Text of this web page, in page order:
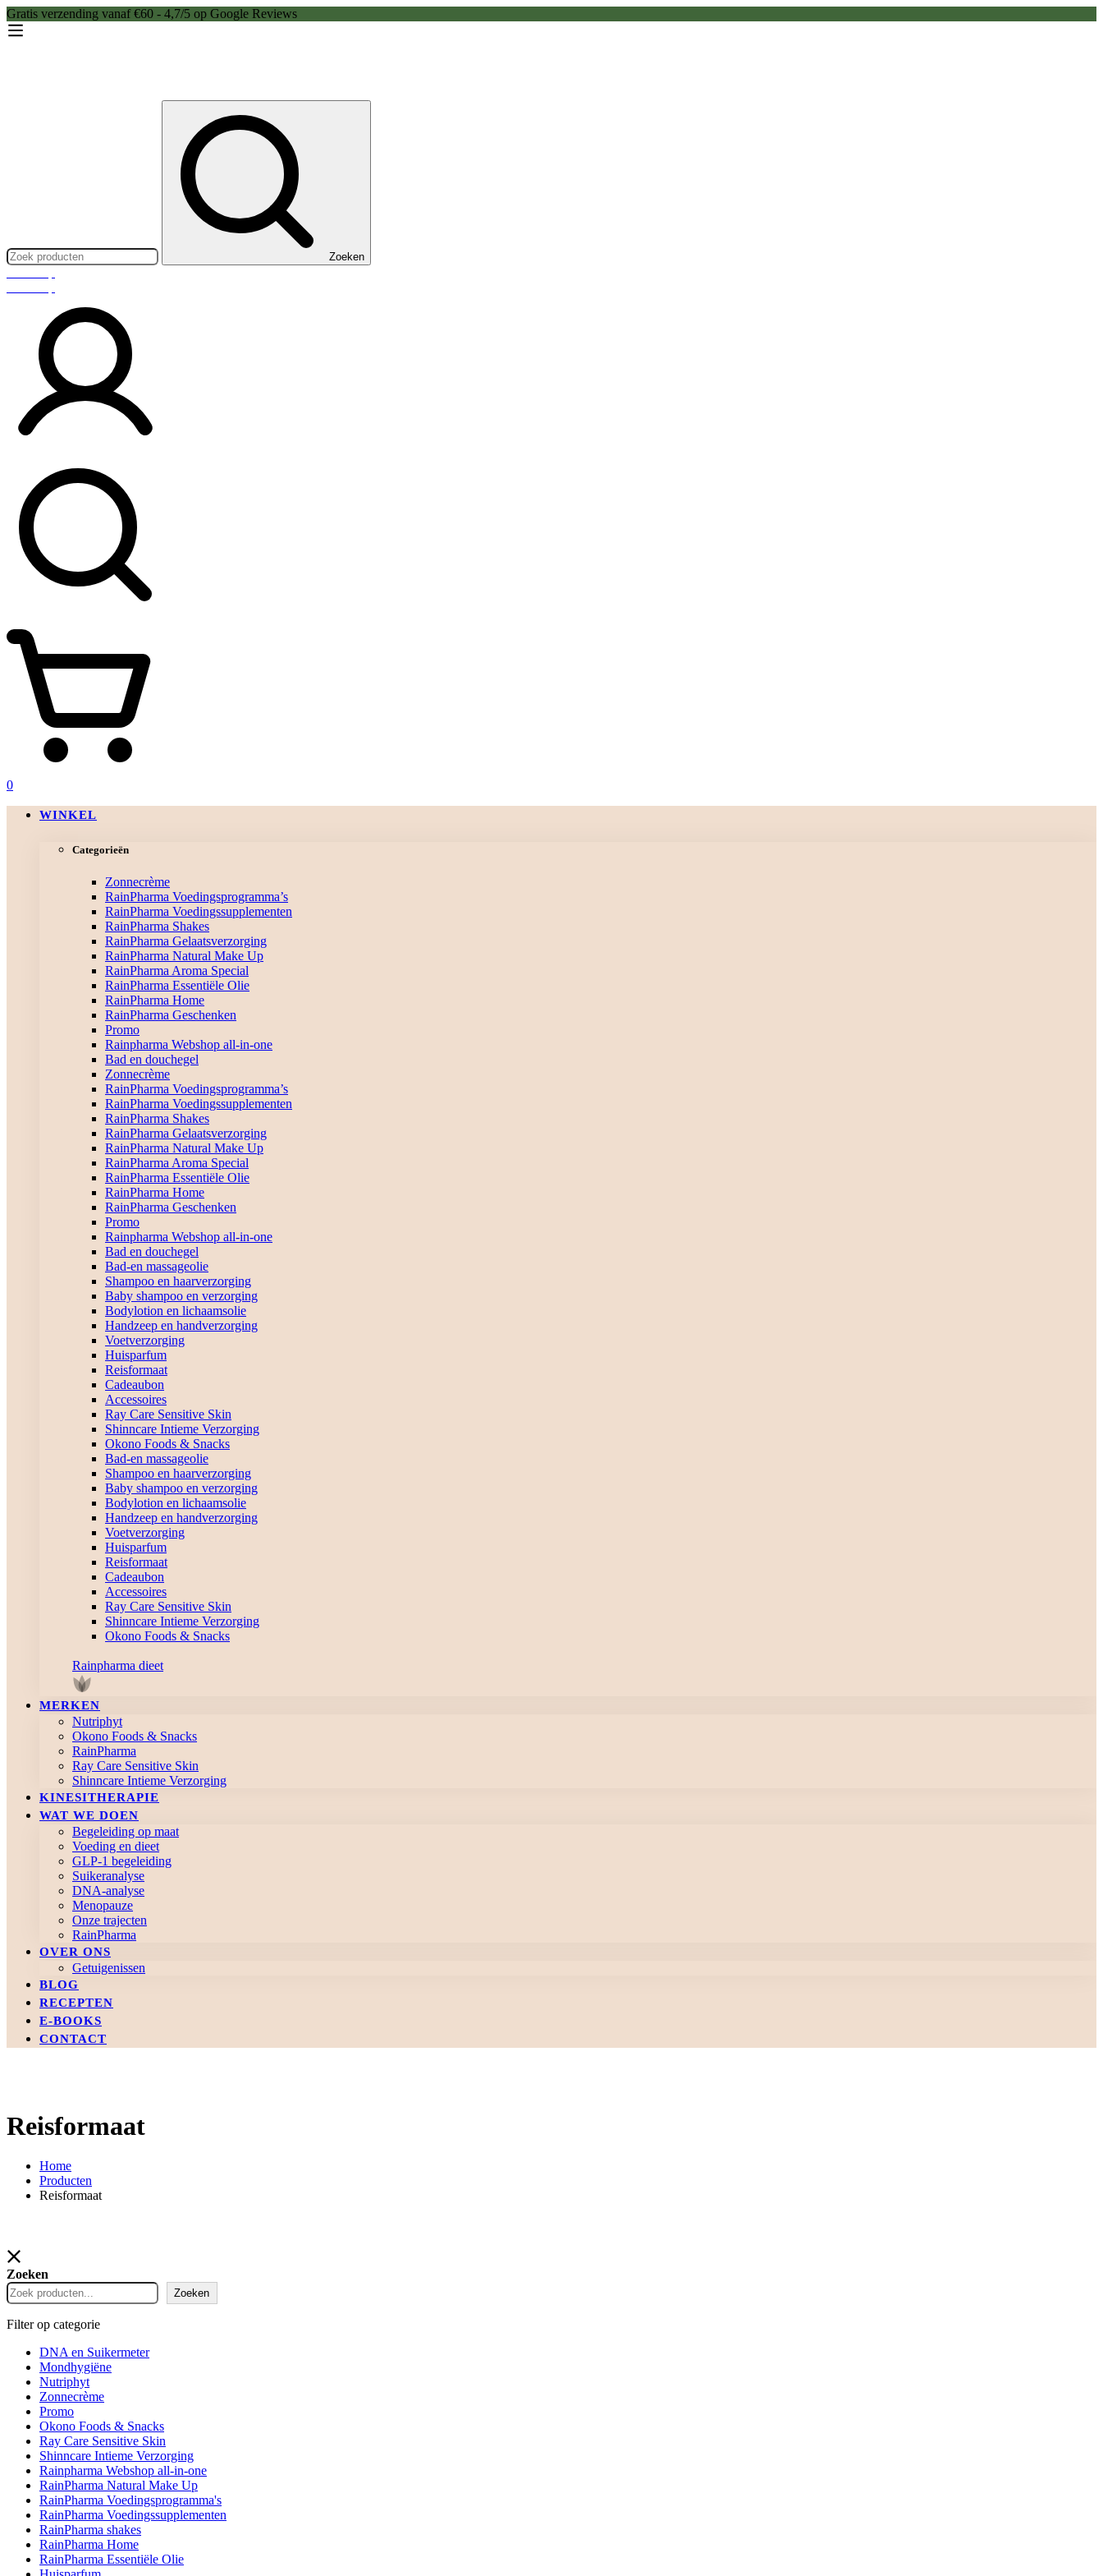
Gratis verzending vanaf €60 - 4,7/5 op Google Reviews
Zoeken
0
WINKEL
Categorieën
Zonnecrème
RainPharma Voedingsprogramma’s
RainPharma Voedingssupplementen
RainPharma Shakes
RainPharma Gelaatsverzorging
RainPharma Natural Make Up
RainPharma Aroma Special
RainPharma Essentiële Olie
RainPharma Home
RainPharma Geschenken
Promo
Rainpharma Webshop all-in-one
Bad en douchegel
Zonnecrème
RainPharma Voedingsprogramma’s
RainPharma Voedingssupplementen
RainPharma Shakes
RainPharma Gelaatsverzorging
RainPharma Natural Make Up
RainPharma Aroma Special
RainPharma Essentiële Olie
RainPharma Home
RainPharma Geschenken
Promo
Rainpharma Webshop all-in-one
Bad en douchegel
Bad-en massageolie
Shampoo en haarverzorging
Baby shampoo en verzorging
Bodylotion en lichaamsolie
Handzeep en handverzorging
Voetverzorging
Huisparfum
Reisformaat
Cadeaubon
Accessoires
Ray Care Sensitive Skin
Shinncare Intieme Verzorging
Okono Foods & Snacks
Bad-en massageolie
Shampoo en haarverzorging
Baby shampoo en verzorging
Bodylotion en lichaamsolie
Handzeep en handverzorging
Voetverzorging
Huisparfum
Reisformaat
Cadeaubon
Accessoires
Ray Care Sensitive Skin
Shinncare Intieme Verzorging
Okono Foods & Snacks
Rainpharma dieet
MERKEN
Nutriphyt
Okono Foods & Snacks
RainPharma
Ray Care Sensitive Skin
Shinncare Intieme Verzorging
KINESITHERAPIE
WAT WE DOEN
Begeleiding op maat
Voeding en dieet
GLP-1 begeleiding
Suikeranalyse
DNA-analyse
Menopauze
Onze trajecten
RainPharma
OVER ONS
Getuigenissen
BLOG
RECEPTEN
E-BOOKS
CONTACT
Reisformaat
Home
Producten
Reisformaat
Zoeken
Zoeken
Filter op categorie
DNA en Suikermeter
Mondhygiëne
Nutriphyt
Zonnecrème
Promo
Okono Foods & Snacks
Ray Care Sensitive Skin
Shinncare Intieme Verzorging
Rainpharma Webshop all-in-one
RainPharma Natural Make Up
RainPharma Voedingsprogramma's
RainPharma Voedingssupplementen
RainPharma shakes
RainPharma Home
RainPharma Essentiële Olie